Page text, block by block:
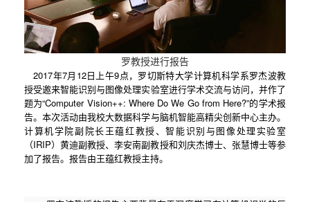
罗教授进行报告
2017年7月 12日上午9点，罗切斯特大学计算机科学系罗杰波教
授受邀来智能识别与图像处理实验室进行学术交流与访问，并作了
题为“Computer Vision++: Where Do We Go from Here?”的学术报
告。本次活动由我校大数据科学与脑机智能高精尖创新中心主办。
计算机学院副院长王蕴红教授、智能识别与图像处理实验室
（IRIP）黄迪副教授、李安南副教授和刘庆杰博士、张慧博士等参
加了报告。报告由王蕴红教授主持。